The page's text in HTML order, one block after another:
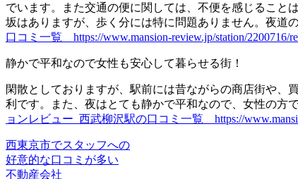
でいます。また交通の便に関しては、不便を感じること
坂はありますが、歩く分には特に問題ありません。夜道
口コミ一覧 https://www.mansion-review.jp/station/2200716/
静かで平和なので女性も安心して暮らせる街！
閑散としておりますが、駅前には昔ながらの商店街や、
利です。また、夜はとても静かで平和なので、女性の方
ョンレビュー_西武柳沢駅の口コミ一覧 https://
西東京市でスタッフへの
好意的な口コミが多い
不動産会社